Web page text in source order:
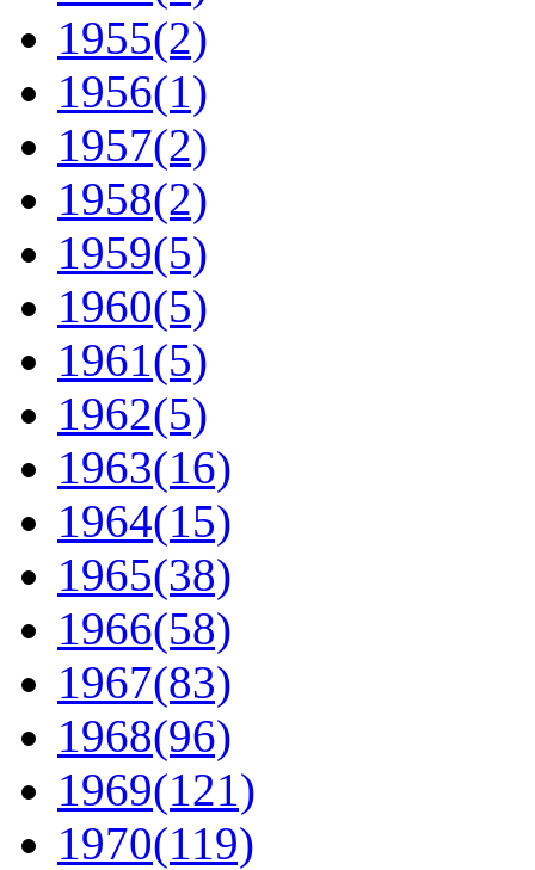
1955(2)
1956(1)
1957(2)
1958(2)
1959(5)
1960(5)
1961(5)
1962(5)
1963(16)
1964(15)
1965(38)
1966(58)
1967(83)
1968(96)
1969(121)
1970(119)